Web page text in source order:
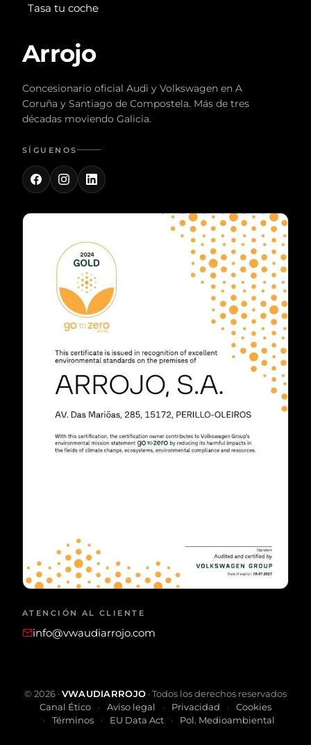
Tasa tu coche
Arrojo
Concesionario oficial Audi y Volkswagen en A
Coruña y Santiago de Compostela. Más de tres
décadas moviendo Galicia.
SÍGUENOS
ATENCIÓN AL CLIENTE
info@vwaudiarrojo.com
© 2026·VWAUDIARROJO · Todos los derechos reservados
Canal Ético
Aviso legal Privacidad
Cookies
Términos
EU Data Act Pol. Medioambiental